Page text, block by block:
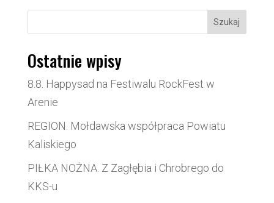
Szukaj
Ostatnie wpisy
8.8. Happysad na Festiwalu RockFest w
Arenie
REGION. Mołdawska współpraca Powiatu
Kaliskiego
PIŁKA NOŻNA. Z Zagłębia i Chrobrego do
KKS-u